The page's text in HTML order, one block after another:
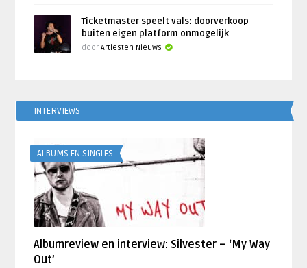
Ticketmaster speelt vals: doorverkoop
buiten eigen platform onmogelijk
doorArtiesten Nieuws
INTERVIEWS
ALBUMS EN SINGLES
Albumreview en interview: Silvester – ‘My Way
Out’